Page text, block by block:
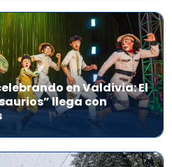
en Valdivia: El
llega con